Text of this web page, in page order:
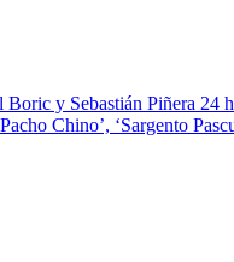
y Sebastián Piñera 24
Chino’, ‘Sargento